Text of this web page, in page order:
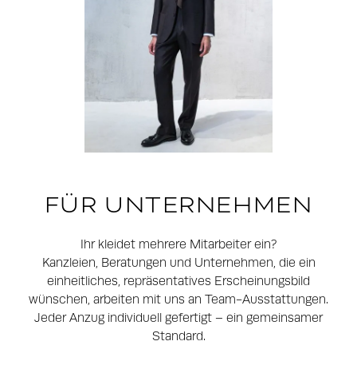
FÜR UNTERNEHMEN
Ihr kleidet mehrere Mitarbeiter ein?
Kanzleien, Beratungen und Unternehmen, die ein
einheitliches, repräsentatives Erscheinungsbild
wünschen, arbeiten mit uns an Team-Ausstattungen.
Jeder Anzug individuell gefertigt – ein gemeinsamer
Standard.